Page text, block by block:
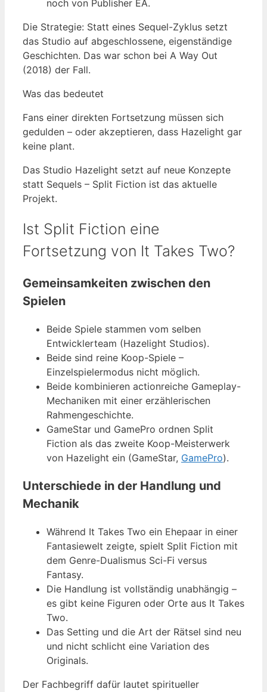
noch von Publisher EA.
Die Strategie: Statt eines Sequel-Zyklus setzt
das Studio auf abgeschlossene, eigenständige
Geschichten. Das war schon bei A Way Out
(2018) der Fall.
Was das bedeutet
Fans einer direkten Fortsetzung müssen sich
gedulden – oder akzeptieren, dass Hazelight gar
keine plant.
Das Studio Hazelight setzt auf neue Konzepte
statt Sequels – Split Fiction ist das aktuelle
Projekt.
Ist Split Fiction eine
Fortsetzung von It Takes Two?
Gemeinsamkeiten zwischen den
Spielen
Beide Spiele stammen vom selben
Entwicklerteam (Hazelight Studios).
Beide sind reine Koop-Spiele –
Einzelspielermodus nicht möglich.
Beide kombinieren actionreiche Gameplay-
Mechaniken mit einer erzählerischen
Rahmengeschichte.
GameStar und GamePro ordnen Split
Fiction als das zweite Koop-Meisterwerk
von Hazelight ein (GameStar, GamePro).
Unterschiede in der Handlung und
Mechanik
Während It Takes Two ein Ehepaar in einer
Fantasiewelt zeigte, spielt Split Fiction mit
dem Genre-Dualismus Sci-Fi versus
Fantasy.
Die Handlung ist vollständig unabhängig –
es gibt keine Figuren oder Orte aus It Takes
Two.
Das Setting und die Art der Rätsel sind neu
und nicht schlicht eine Variation des
Originals.
Der Fachbegriff dafür lautet spiritueller